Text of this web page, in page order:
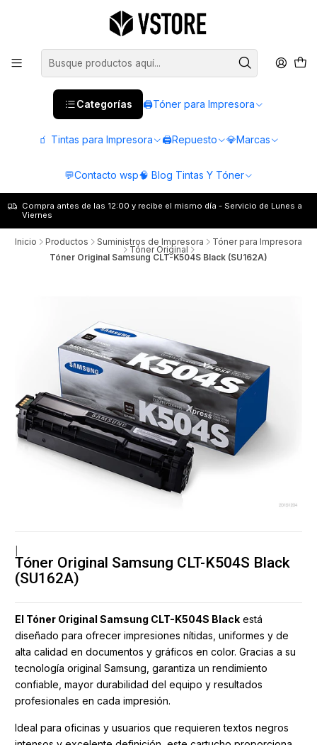
Categorías 🖨️Tóner para Impresora
🧃 Tintas para Impresora 🖨️Repuesto 💎Marcas
💬Contacto wsp🧠 Blog Tintas Y Tóner
Compra antes de las 12:00 y recibe el mismo día - Servicio de Lunes a
Viernes
Inicio Productos Suministros de Impresora Tóner para Impresora
Tóner Original
Tóner Original Samsung CLT-K504S Black (SU162A)
Tóner Original Samsung CLT-K504S Black
(SU162A)
El Tóner Original Samsung CLT-K504S Black está
diseñado para ofrecer impresiones nítidas, uniformes y de
alta calidad en documentos y gráficos en color. Gracias a su
tecnología original Samsung, garantiza un rendimiento
confiable, mayor durabilidad del equipo y resultados
profesionales en cada impresión.
Ideal para oficinas y usuarios que requieren textos negros